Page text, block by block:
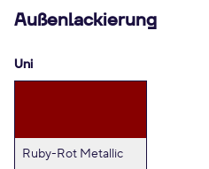
Außenlackierung
Uni
Ruby-Rot Metallic